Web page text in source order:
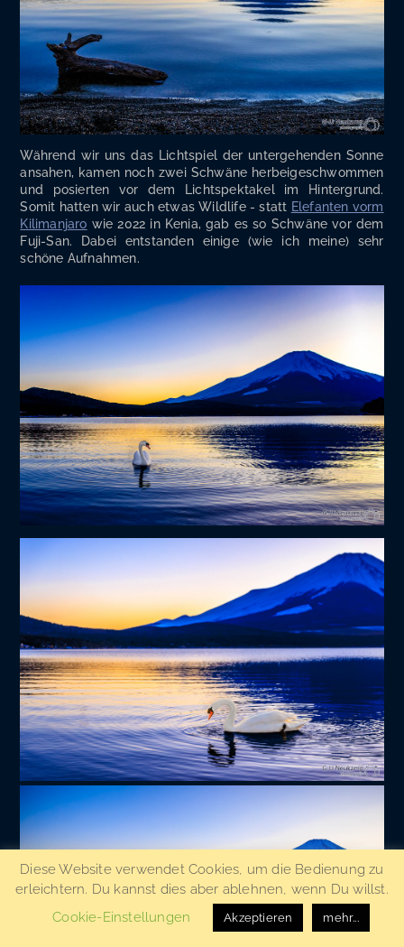
Wäh­rend wir uns das Licht­spiel der unter­ge­hen­den Son­ne
ansa­hen, kamen noch zwei Schwä­ne her­bei­ge­schwom­men
und posier­ten vor dem Licht­spek­ta­kel im Hin­ter­grund.
Somit hat­ten wir auch etwas Wild­life - statt Ele­fan­ten vorm
Kili­man­ja­ro wie 2022 in Kenia, gab es so Schwä­ne vor dem
Fuji-San. Dabei ent­stan­den eini­ge (wie ich mei­ne) sehr
schö­ne Aufnahmen.